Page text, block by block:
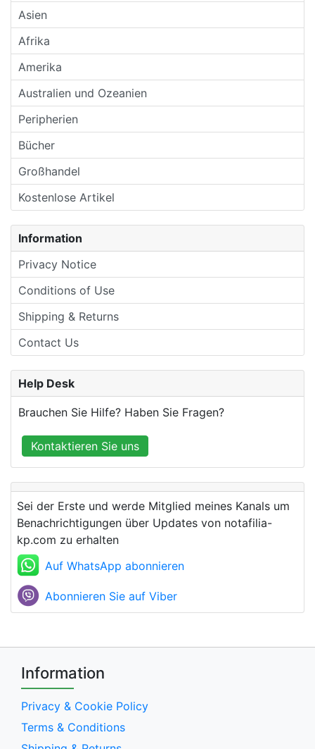
Asien
Afrika
Amerika
Australien und Ozeanien
Peripherien
Bücher
Großhandel
Kostenlose Artikel
Information
Privacy Notice
Conditions of Use
Shipping & Returns
Contact Us
Help Desk
Brauchen Sie Hilfe? Haben Sie Fragen?
Kontaktieren Sie uns
Sei der Erste und werde Mitglied meines Kanals um
Benachrichtigungen über Updates von notafilia-
kp.com zu erhalten
Auf WhatsApp abonnieren
Abonnieren Sie auf Viber
Information
Privacy & Cookie Policy
Terms & Conditions